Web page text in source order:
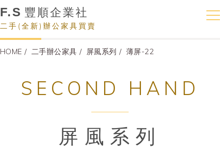
F.S 豐順企業社
二手(全新)辦公家具買賣
HOME 二手辦公家具 屏風系列 薄屏-22
SECOND HAND
屏風系列